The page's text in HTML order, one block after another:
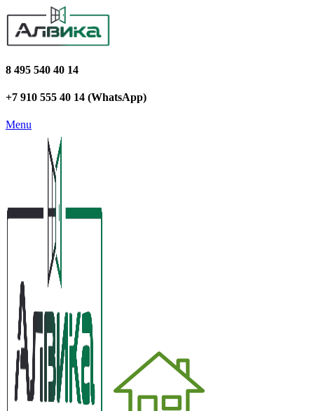
8 495 540 40 14
+7 910 555 40 14 (WhatsApp)
Menu